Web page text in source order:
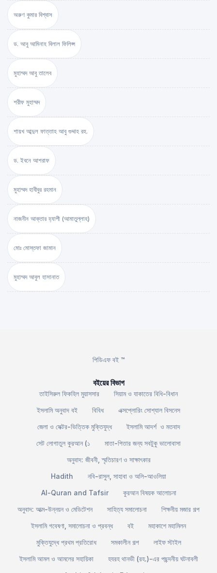
অরুণ কুমার বিশ্বাস
ড. আবু আমিনাহ বিলাল ফিলিপ্স
মুহাম্মদ আবু তালেব
শরীফ মুহাম্মদ
শায়খ আব্দুল ফাত্তাহ আবু গুদ্দাহ রহ.
ড. ইবনে আশরাফ
মুহাম্মদ হাবীবুর রহমান
নাজনীন আক্তার হ্যাপী (আমাতুল্লাহ)
মোঃ মোস্তফা জামান
মুহাম্মদ আবুল হাসানাত
পিডিএফ বই ™
বইয়ের বিভাগ
তাইসিরুল ফিকহিল মুয়াসসার
সিয়াম ও যাকাতের বিধি-বিধান
ইসলামি অনুবাদ বই
বিবিধ
এক্সপ্লোরিং সোশ্যাল বিসনেস
জেলা ও সেক্টর-ভিত্তিক মুক্তিযুদ্ধ
ইসলামি আদর্শ ও মতবাদ
সেট লোগাতুল কুরআন (১
মাতা-পিতার জন্য সবটুকু ভালোবাসা
অনুবাদ: জীবনী, স্মৃতিচারণ ও সাক্ষাৎকার
Hadith
নবি-রাসুল, সাহাবা ও অলি-আওলিয়া
Al-Quran and Tafsir
কুরআন বিষয়ক আলোচনা
অনুবাদ: আত্ম-উন্নয়ন ও মেডিটেশন
সাহিত্য সমালোচনা
শিক্ষনীয় মজার গল্প
ইসলামি গবেষণা, সমালোচনা ও প্রবন্ধ
বই
মহাকাশে মহামিলন
মুক্তিযুদ্ধে প্রথম প্রতিরোধ
সমকালীন গল্প
লাইফ স্টাইল
ইসলামি আমল ও আমলের সহায়িকা
হযরহ থানভী (রহ.)-এর পছন্দনীয় ঘটনাবলী